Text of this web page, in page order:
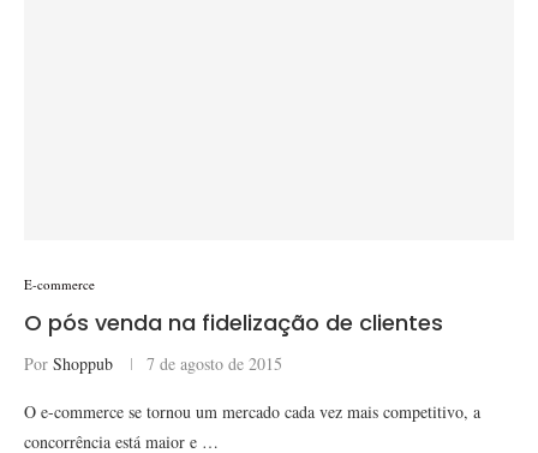
E-commerce
O pós venda na fidelização de clientes
Por Shoppub 7 de agosto de 2015
O e-commerce se tornou um mercado cada vez mais competitivo, a
concorrência está maior e …